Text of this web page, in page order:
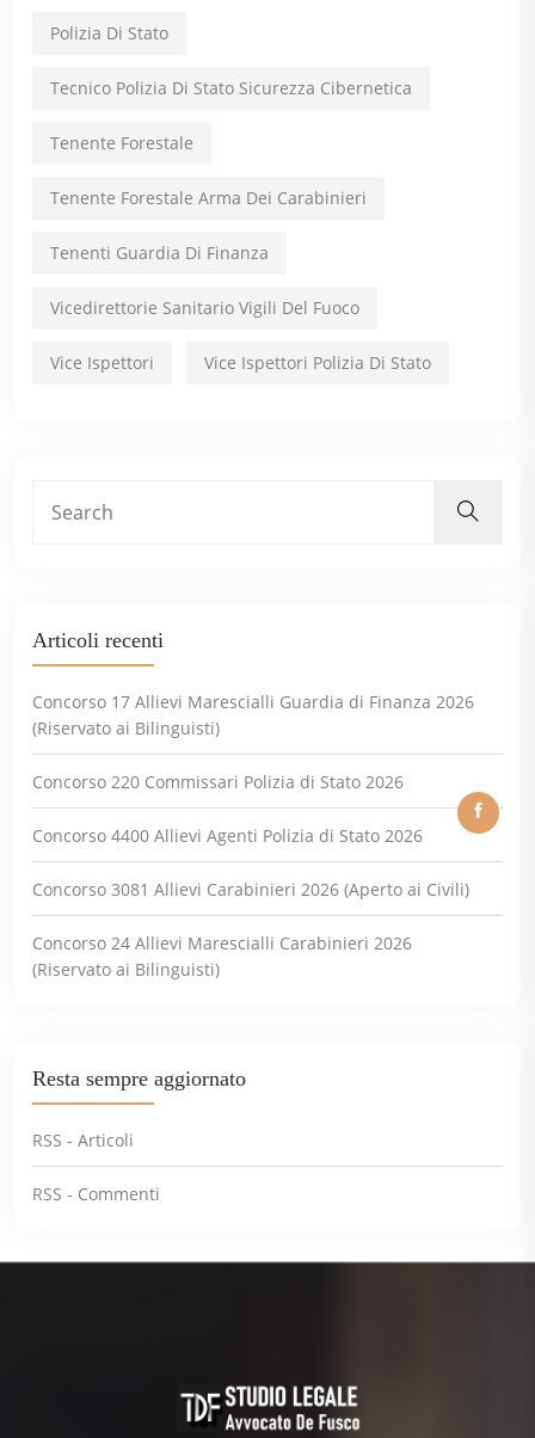
Polizia Di Stato
Tecnico Polizia Di Stato Sicurezza Cibernetica
Tenente Forestale
Tenente Forestale Arma Dei Carabinieri
Tenenti Guardia Di Finanza
Vicedirettorie Sanitario Vigili Del Fuoco
Vice Ispettori Vice Ispettori Polizia Di Stato
Articoli recenti
Concorso 17 Allievi Marescialli Guardia di Finanza 2026
(Riservato ai Bilinguisti)
Concorso 220 Commissari Polizia di Stato 2026
Concorso 4400 Allievi Agenti Polizia di Stato 2026
Concorso 3081 Allievi Carabinieri 2026 (Aperto ai Civili)
Concorso 24 Allievi Marescialli Carabinieri 2026
(Riservato ai Bilinguisti)
Resta sempre aggiornato
RSS - Articoli
RSS - Commenti